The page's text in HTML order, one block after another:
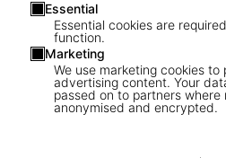
Essential
Essential cookies are
function.
Marketing
We use marketing cookies
advertising content. Your
passed on to partners
anonymised and encrypted.
1/13